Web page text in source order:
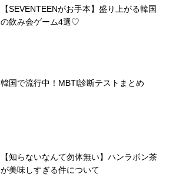
【SEVENTEENがお手本】盛り上がる韓国
の飲み会ゲーム4選♡
韓国で流行中！MBTI診断テストまとめ
【知らないなんて勿体無い】ハンラボン茶
が美味しすぎる件について